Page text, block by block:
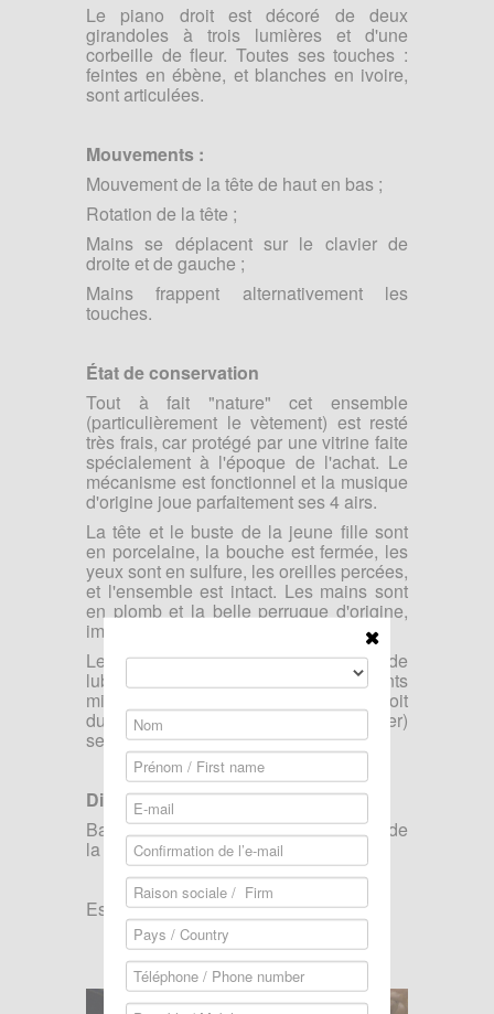
Le piano droit est décoré de deux
girandoles à trois lumières et d'une
corbeille de fleur. Toutes ses touches :
feintes en ébène, et blanches en ivoire,
sont articulées.
Mouvements :
Mouvement de la tête de haut en bas ;
Rotation de la tête ;
Mains se déplacent sur le clavier de
droite et de gauche ;
Mains frappent alternativement les
touches.
État de conservation
Tout à fait "nature" cet ensemble
(particulièrement le vètement) est resté
très frais, car protégé par une vitrine faite
spécialement à l'époque de l'achat. Le
mécanisme est fonctionnel et la musique
d'origine joue parfaitement ses 4 airs.
La tête et le buste de la jeune fille sont
en porcelaine, la bouche est fermée, les
yeux sont en sulfure, les oreilles percées,
et l'ensemble est intact. Les mains sont
en plomb et la belle perruque d'origine,
impeccable.
Les mouvements nécessitent un peu de
lubrification, et quelques accidents
mineurs (éclat de placage au pied droit
du piano ; pieds du tabouret à recoller)
seront vite réparés. Clef manquante.
Dimensions
Base de la vitrine 50x50 cm - Hauteur de
la pianiste 45 cm.
Estimation3500/4000 € vendu